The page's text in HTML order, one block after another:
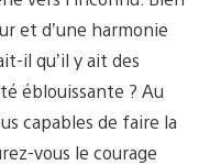
et d’une harmonie
il qu’il y ait des
éblouissante ? Au
capables de faire la
vous le courage